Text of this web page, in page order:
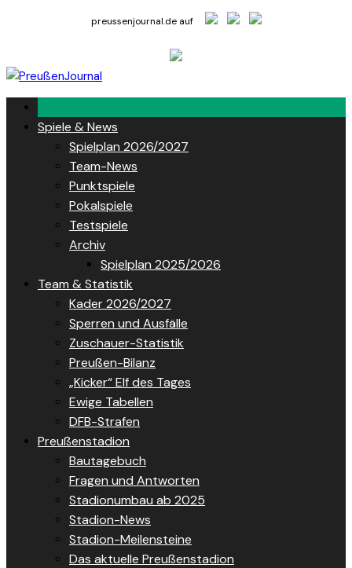
preussenjournal.de auf
Spiele & News
Spielplan 2026/2027
Team-News
Punktspiele
Pokalspiele
Testspiele
Archiv
Spielplan 2025/2026
Team & Statistik
Kader 2026/2027
Sperren und Ausfälle
Zuschauer-Statistik
Preußen-Bilanz
„Kicker“ Elf des Tages
Ewige Tabellen
DFB-Strafen
Preußenstadion
Bautagebuch
Fragen und Antworten
Stadionumbau ab 2025
Stadion-News
Stadion-Meilensteine
Das aktuelle Preußenstadion